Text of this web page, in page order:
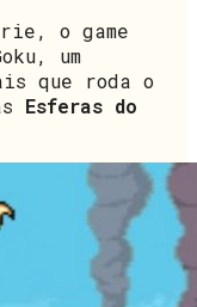
o game
um
que roda o
Esferas do